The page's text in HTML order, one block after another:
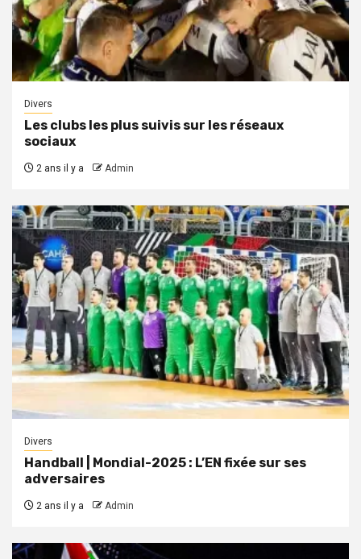
Divers
Les clubs les plus suivis sur les réseaux
sociaux
2 ans il y a Admin
Divers
Handball | Mondial-2025 : L’EN fixée sur ses
adversaires
2 ans il y a Admin